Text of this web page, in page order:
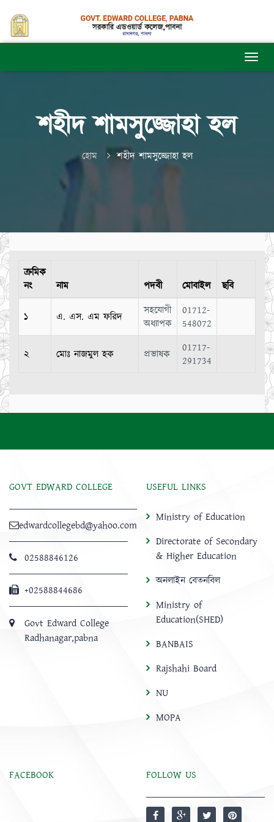
শহীদ শামসুজ্জোহা হল
হোম শহীদ শামসুজ্জোহা হল
ক্রমিক
নং
নাম পদবী মোবাইল ছবি
১ এ. এস. এম ফরিদ
সহযোগী
অধ্যাপক
01712-
548072
২ মোঃ নাজমুল হক প্রভাষক
01717-
291734
GOVT EDWARD COLLEGE
edwardcollegebd@yahoo.com
02588846126
+02588844686
Govt Edward College
Radhanagar,pabna
USEFUL LINKS
Ministry of Education
Directorate of Secondary
& Higher Education
অনলাইন বেতনবিল
Ministry of
Education(SHED)
BANBAIS
Rajshahi Board
NU
MOPA
FACEBOOK FOLLOW US